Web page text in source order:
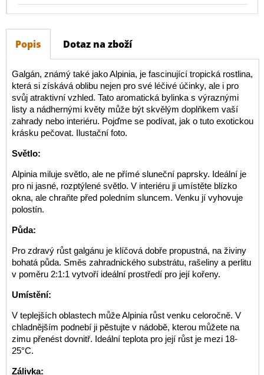
Popis Dotaz na zboží
Galgán, známý také jako Alpinia, je fascinující tropická rostlina,
která si získává oblibu nejen pro své léčivé účinky, ale i pro
svůj atraktivní vzhled. Tato aromatická bylinka s výraznými
listy a nádhernými květy může být skvělým doplňkem vaší
zahrady nebo interiéru. Pojďme se podívat, jak o tuto exotickou
krásku pečovat. Ilustační foto.
Světlo:
Alpinia miluje světlo, ale ne přímé sluneční paprsky. Ideální je
pro ni jasné, rozptýlené světlo. V interiéru ji umístěte blízko
okna, ale chraňte před poledním sluncem. Venku jí vyhovuje
polostín.
Půda:
Pro zdravý růst galgánu je klíčová dobře propustná, na živiny
bohatá půda. Směs zahradnického substrátu, rašeliny a perlitu
v poměru 2:1:1 vytvoří ideální prostředí pro její kořeny.
Umístění:
V teplejších oblastech může Alpinia růst venku celoročně. V
chladnějším podnebí ji pěstujte v nádobě, kterou můžete na
zimu přenést dovnitř. Ideální teplota pro její růst je mezi 18-
25°C.
Zálivka: